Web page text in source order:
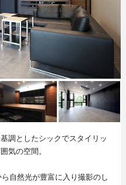
調としたシックでスタイリッ
気の空間。
自然光が豊富に入り撮影のし